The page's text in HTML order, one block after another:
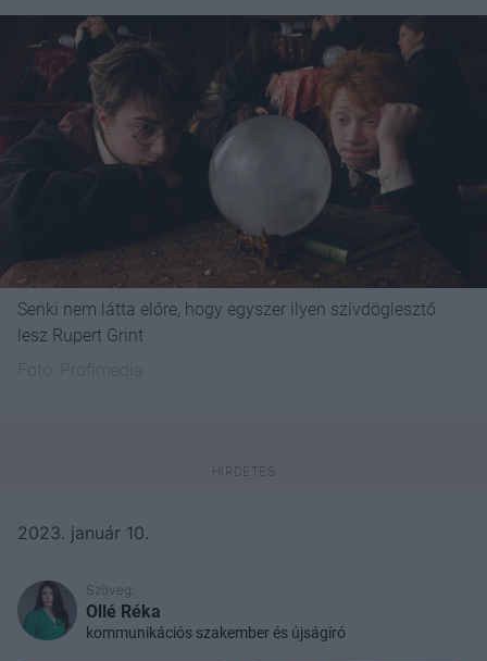
Senki nem látta előre, hogy egyszer ilyen szívdöglesztő
lesz Rupert Grint
2023. január 10.
Szöveg:
Ollé Réka
kommunikációs szakember és újságíró